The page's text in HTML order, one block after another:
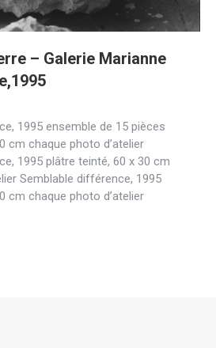
– Galerie Marianne
1995 ensemble de 15 pièces
cm chaque photo d’atelier
1995 plâtre teinté, 60 x 30 cm
Semblable différence, 1995
cm chaque photo d’atelier